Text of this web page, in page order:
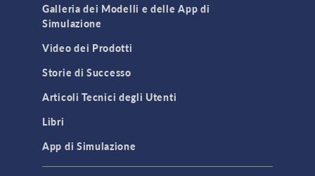
Galleria dei Modelli e delle App di
Simulazione
Video dei Prodotti
Storie di Successo
Articoli Tecnici degli Utenti
Libri
App di Simulazione